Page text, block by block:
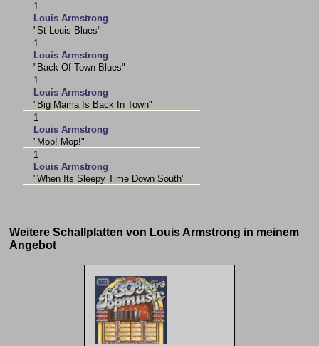
1
Louis Armstrong
"St Louis Blues"
1
Louis Armstrong
"Back Of Town Blues"
1
Louis Armstrong
"Big Mama Is Back In Town"
1
Louis Armstrong
"Mop! Mop!"
1
Louis Armstrong
"When Its Sleepy Time Down South"
Weitere Schallplatten von Louis Armstrong in meinem
Angebot